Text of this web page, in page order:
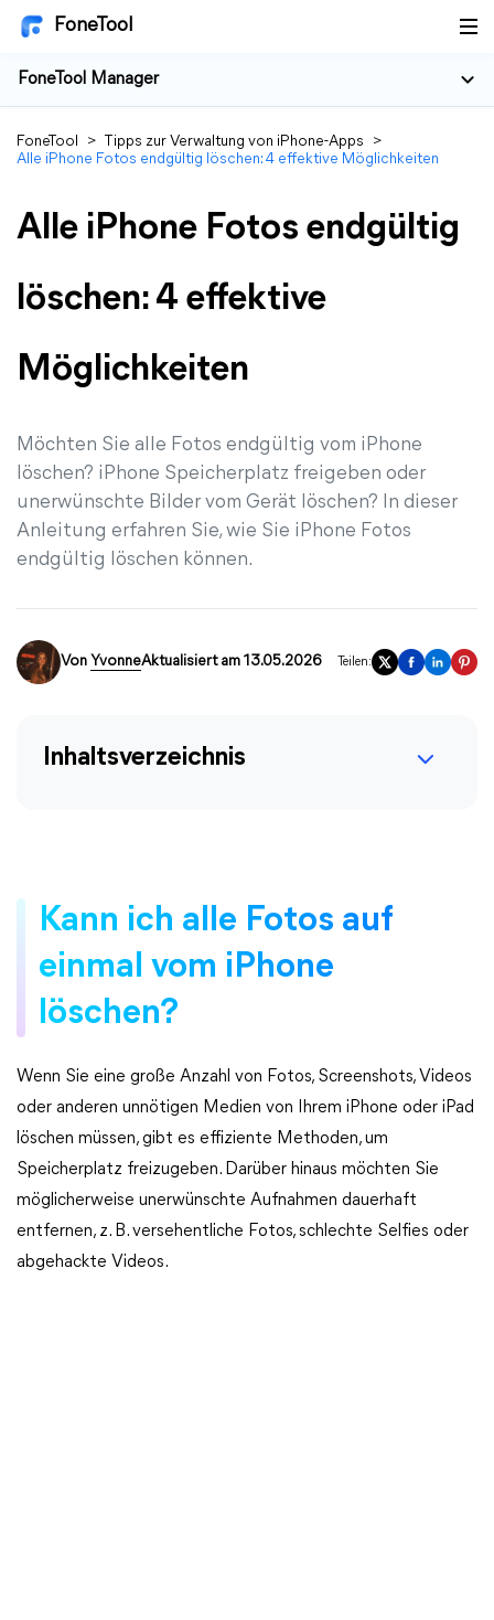
FoneTool
FoneTool Manager
FoneTool > Tipps zur Verwaltung von iPhone-Apps
>
Alle iPhone Fotos endgültig löschen: 4 effektive Möglichkeiten
Alle iPhone Fotos endgültig
löschen: 4 effektive
Möglichkeiten
Möchten Sie alle Fotos endgültig vom iPhone
löschen? iPhone Speicherplatz freigeben oder
unerwünschte Bilder vom Gerät löschen? In dieser
Anleitung erfahren Sie, wie Sie iPhone Fotos
endgültig löschen können.
Von YvonneAktualisiert am 13.05.2026 Teilen:
Inhaltsverzeichnis
Kann ich alle Fotos auf
einmal vom iPhone
löschen?
Wenn Sie eine große Anzahl von Fotos, Screenshots, Videos
oder anderen unnötigen Medien von Ihrem iPhone oder iPad
löschen müssen, gibt es effiziente Methoden, um
Speicherplatz freizugeben. Darüber hinaus möchten Sie
möglicherweise unerwünschte Aufnahmen dauerhaft
entfernen, z. B. versehentliche Fotos, schlechte Selfies oder
abgehackte Videos.